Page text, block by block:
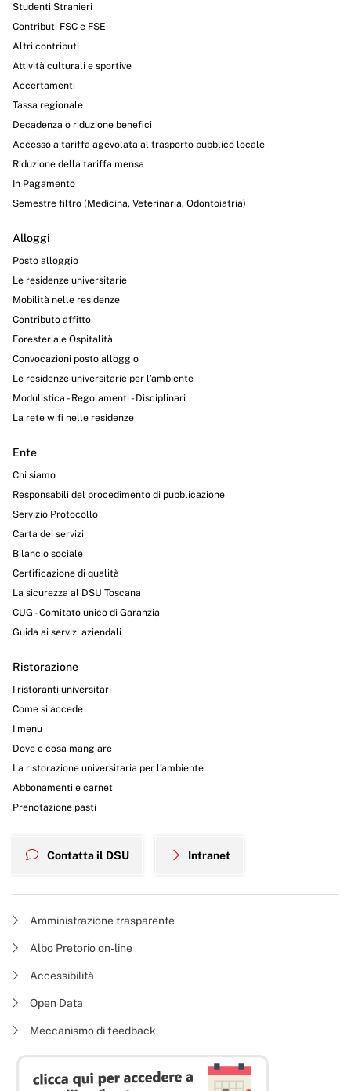
Studenti Stranieri
Contributi FSC e FSE
Altri contributi
Attività culturali e sportive
Accertamenti
Tassa regionale
Decadenza o riduzione benefici
Accesso a tariffa agevolata al trasporto pubblico locale
Riduzione della tariffa mensa
In Pagamento
Semestre filtro (Medicina, Veterinaria, Odontoiatria)
Alloggi
Posto alloggio
Le residenze universitarie
Mobilità nelle residenze
Contributo affitto
Foresteria e Ospitalità
Convocazioni posto alloggio
Le residenze universitarie per l’ambiente
Modulistica - Regolamenti - Disciplinari
La rete wifi nelle residenze
Ente
Chi siamo
Responsabili del procedimento di pubblicazione
Servizio Protocollo
Carta dei servizi
Bilancio sociale
Certificazione di qualità
La sicurezza al DSU Toscana
CUG - Comitato unico di Garanzia
Guida ai servizi aziendali
Ristorazione
I ristoranti universitari
Come si accede
I menu
Dove e cosa mangiare
La ristorazione universitaria per l’ambiente
Abbonamenti e carnet
Prenotazione pasti
Contatta il DSU Intranet
Amministrazione trasparente
Albo Pretorio on-line
Accessibilità
Open Data
Meccanismo di feedback